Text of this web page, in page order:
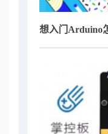
想入门Arduino